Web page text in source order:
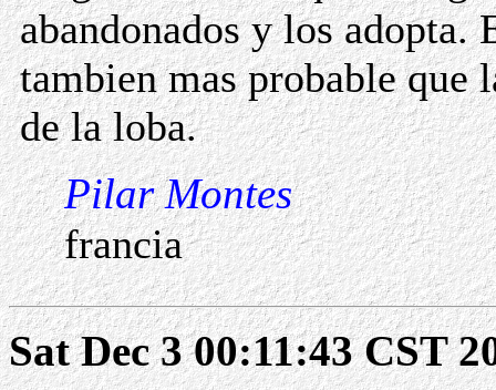
abandonados y los adopta.
tambien mas probable que
de la loba.
Pilar Montes
francia
Sat Dec 3 00:11:43 CST